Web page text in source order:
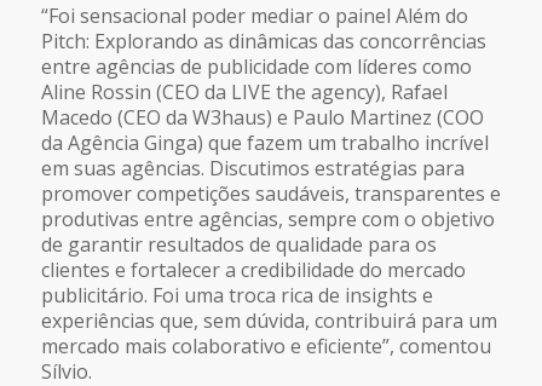
“Foi sensacional poder mediar o painel Além do
Pitch: Explorando as dinâmicas das concorrências
entre agências de publicidade com líderes como
Aline Rossin (CEO da LIVE the agency), Rafael
Macedo (CEO da W3haus) e Paulo Martinez (COO
da Agência Ginga) que fazem um trabalho incrível
em suas agências. Discutimos estratégias para
promover competições saudáveis, transparentes e
produtivas entre agências, sempre com o objetivo
de garantir resultados de qualidade para os
clientes e fortalecer a credibilidade do mercado
publicitário. Foi uma troca rica de insights e
experiências que, sem dúvida, contribuirá para um
mercado mais colaborativo e eficiente”, comentou
Sílvio.